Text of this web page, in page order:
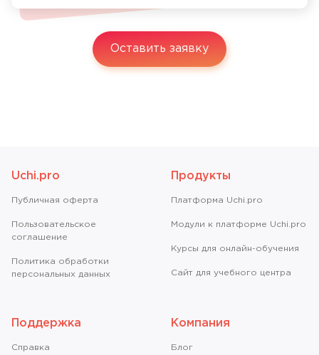
Оставить заявку
Uchi.pro
Публичная оферта
Пользовательское
соглашение
Политика обработки
персональных данных
Продукты
Платформа Uchi.pro
Модули к платформе Uchi.pro
Курсы для онлайн-обучения
Сайт для учебного центра
Поддержка
Справкa
Компания
Блог